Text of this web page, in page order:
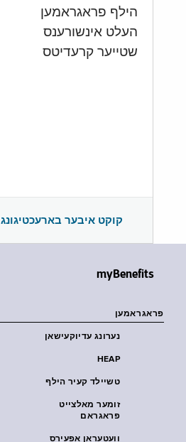
הילף פראגראמען
העלט אינשורענס
שטייער קרעדיטס
קוקט איבער בארעכטיגונג
myBenefits
פראגראמען
נערונג עדיוקעישאן
HEAP
טשיילד קעיר הילף
זומער מאלצייט
פראגראם
וועטעראן אפעירס